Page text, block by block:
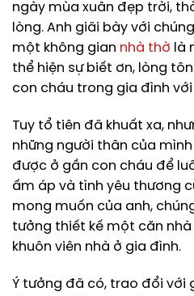
ngày mùa xuân đẹp trời,
lòng. Anh giãi bày với
một không gian nhà thờ là
thể hiện sự biết ơn, lòng
con cháu trong gia đình
Tuy tổ tiên đã khuất xa,
những người thân của
được ở gần con cháu để
ấm áp và tình yêu thương
mong muốn của anh,
tưởng thiết kế một căn
khuôn viên nhà ở gia đình.
Ý tưởng đã có, trao đổi với